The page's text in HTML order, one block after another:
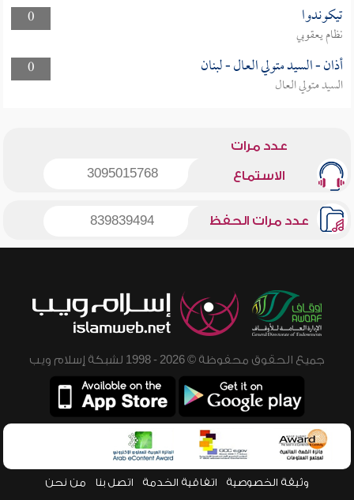
0
تيكوندوا
نظام يعقوبي
0
أذان - السيد متولي العال - لبنان
السيد متولي العال
عدد مرات
الاستماع 3095015768
عدد مرات الحفظ 839839494
جميع الحقوق محفوظة © 2026 - 1998 لشبكة إسلام ويب
وثيقة الخصوصية اتفاقية الخدمة اتصل بنا من نحن